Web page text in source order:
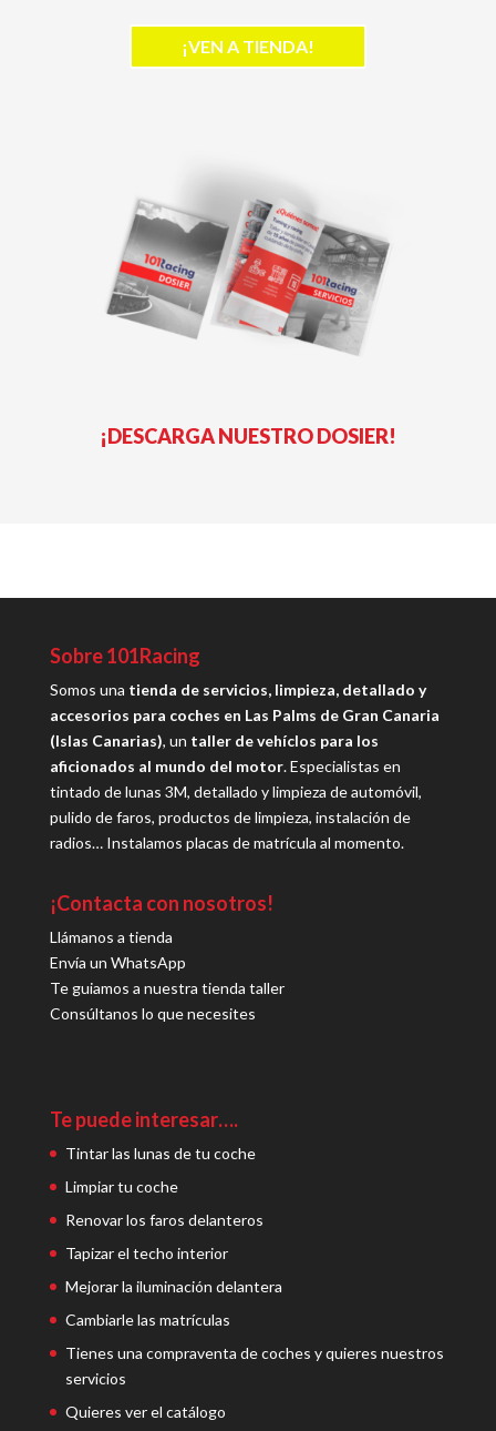
¡VEN A TIENDA!
¡DESCARGA NUESTRO DOSIER!
Sobre 101Racing
Somos una tienda de servicios, limpieza, detallado y
accesorios para coches en Las Palms de Gran Canaria
(Islas Canarias), un taller de vehíclos para los
aficionados al mundo del motor. Especialistas en
tintado de lunas 3M, detallado y limpieza de automóvil,
pulido de faros, productos de limpieza, instalación de
radios… Instalamos placas de matrícula al momento.
¡Contacta con nosotros!
Llámanos a tienda
Envía un WhatsApp
Te guiamos a nuestra tienda taller
Consúltanos lo que necesites
Te puede interesar….
Tintar las lunas de tu coche
Limpiar tu coche
Renovar los faros delanteros
Tapizar el techo interior
Mejorar la iluminación delantera
Cambiarle las matrículas
Tienes una compraventa de coches y quieres nuestros
servicios
Quieres ver el catálogo